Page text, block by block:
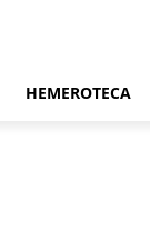
HEMEROTECA